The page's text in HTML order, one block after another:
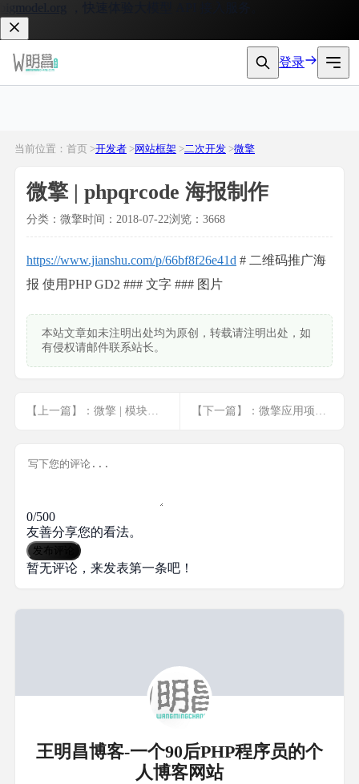
登录
当前位置：首页 >开发者 >网站框架 >二次开发 >微擎
微擎 | phpqrcode 海报制作
分类：微擎时间：2018-07-22浏览：3668
https://www.jianshu.com/p/66bf8f26e41d # 二维码推广海
报 使用PHP GD2 ### 文字 ### 图片
本站文章如未注明出处均为原创，转载请注明出处，如
有侵权请邮件联系站长。
【上一篇】：微擎 | 模块消息 【下一篇】：微擎应用项目总结
0/500
友善分享您的看法。
发布评论
暂无评论，来发表第一条吧！
王明昌博客-一个90后PHP程序员的个
人博客网站